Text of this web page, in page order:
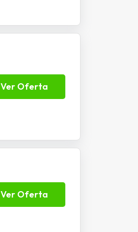
Ver Oferta
Ver Oferta